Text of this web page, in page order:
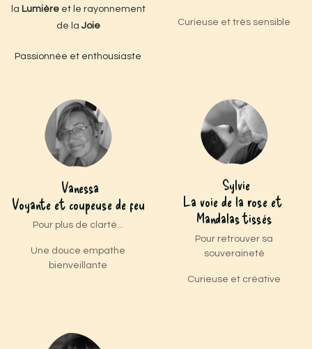
la Lumièreet le rayonnement
de laJoie
Passionnée et enthousiaste
Curieuse et très sensible
Vanessa
Voyante et coupeuse de feu
Pour plus de clarté...
Une douce empathe
bienveillante
Sylvie
La voie de la rose et
Mandalas tissés
Pour retrouver sa
souveraineté
Curieuse et créative